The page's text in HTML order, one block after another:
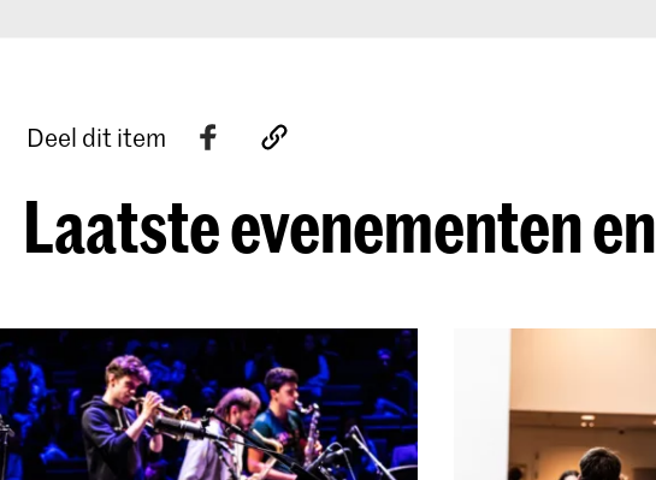
Deel dit item
Laatste evenementen